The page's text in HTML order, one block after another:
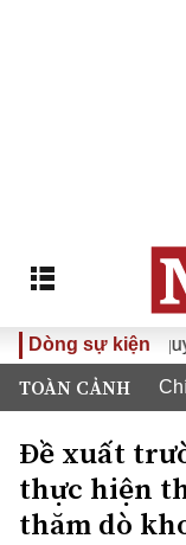
Dòng sự kiện
Đưa Nghị quyết Đại
TOÀN CẢNH
Đề xuất
thực hiện
thăm dò